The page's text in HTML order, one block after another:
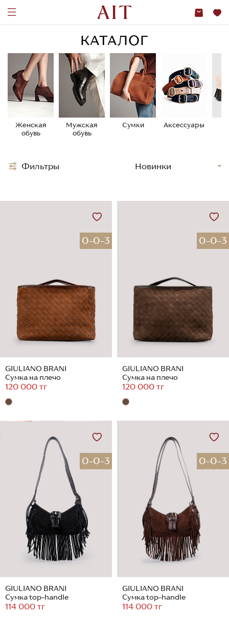
КАТАЛОГ
Женская
обувь
Мужская
обувь
Сумки Аксессуары
0-0-3
GIULIANO BRANI
Сумка на плечо
120 000 тг
0-0-3
GIULIANO BRANI
Сумка на плечо
120 000 тг
0-0-3
GIULIANO BRANI
Сумка top-handle
114 000 тг
0-0-3
GIULIANO BRANI
Сумка top-handle
114 000 тг
Фильтры